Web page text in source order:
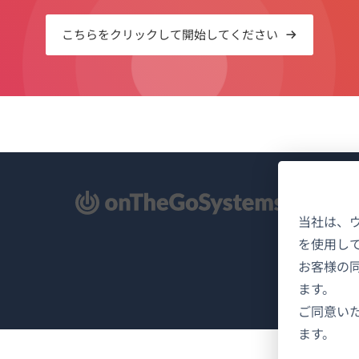
当社は、
を使用し
お客様の
ます。
ご同意い
ます。
こちらをクリックして開始してください